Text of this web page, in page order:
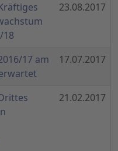
23.08.2017
17 am
17.07.2017
21.02.2017